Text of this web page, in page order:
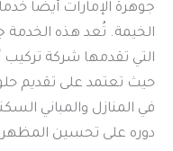
جوهرة الإمارات أيضًا
الخيمة. تُعد هذه
التي تقدمها شركة تركيب
حيث تعتمد على تقديم
في المنازل والمباني
دوره على تحسين المظهر